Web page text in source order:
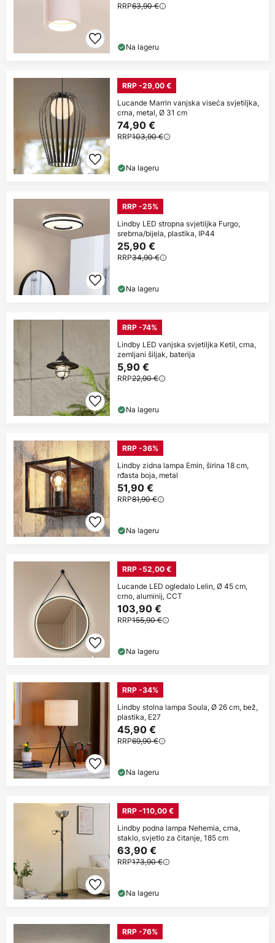
RRP63,90 €
Na lageru
RRP -29,00 €
Lucande Marrin vanjska viseća svjetiljka,
crna, metal, Ø 31 cm
74,90 €
RRP103,90 €
Na lageru
RRP -25%
Lindby LED stropna svjetiljka Furgo,
srebrna/bijela, plastika, IP44
25,90 €
RRP34,90 €
Na lageru
RRP -74%
Lindby LED vanjska svjetiljka Ketil, crna,
zemljani šiljak, baterija
5,90 €
RRP22,90 €
Na lageru
RRP -36%
Lindby zidna lampa Emin, širina 18 cm,
rđasta boja, metal
51,90 €
RRP81,90 €
Na lageru
RRP -52,00 €
Lucande LED ogledalo Lelin, Ø 45 cm,
crno, aluminij, CCT
103,90 €
RRP155,90 €
Na lageru
RRP -34%
Lindby stolna lampa Soula, Ø 26 cm, bež,
plastika, E27
45,90 €
RRP69,90 €
Na lageru
RRP -110,00 €
Lindby podna lampa Nehemia, crna,
staklo, svjetlo za čitanje, 185 cm
63,90 €
RRP173,90 €
Na lageru
RRP -76%